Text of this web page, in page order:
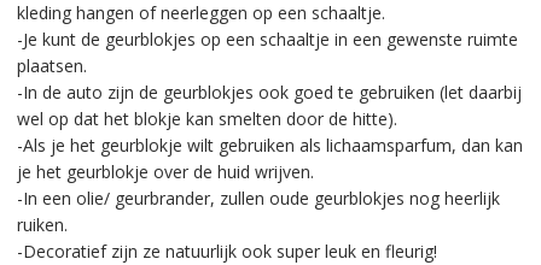
kleding hangen of neerleggen op een schaaltje.
-Je kunt de geurblokjes op een schaaltje in een gewenste ruimte
plaatsen.
-In de auto zijn de geurblokjes ook goed te gebruiken (let daarbij
wel op dat het blokje kan smelten door de hitte).
-Als je het geurblokje wilt gebruiken als lichaamsparfum, dan kan
je het geurblokje over de huid wrijven.
-In een olie/ geurbrander, zullen oude geurblokjes nog heerlijk
ruiken.
-Decoratief zijn ze natuurlijk ook super leuk en fleurig!